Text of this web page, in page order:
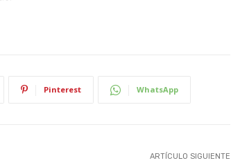
Pinterest WhatsApp
ARTÍCULO SIGUIENTE